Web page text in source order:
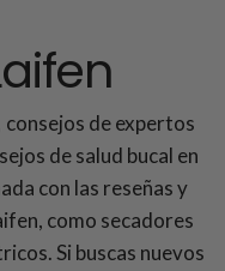
de expertos
de salud bucal en
con las reseñas y
como secadores
Si buscas nuevos